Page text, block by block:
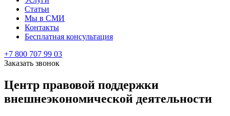
Статьи
Мы в СМИ
Контакты
Бесплатная консультация
+7 800 707 99 03
Заказать звонок
Центр правовой поддержки
внешнеэкономической деятельности